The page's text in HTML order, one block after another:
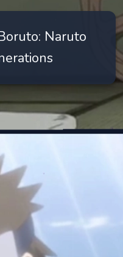
Naruto
yamato-naruto